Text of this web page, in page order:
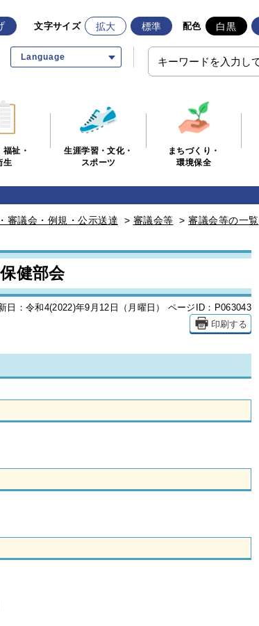
文字サイズ 拡大 標準 配色 白黒
Language
福祉・
生
生涯学習・文化・
スポーツ
まちづくり・
環境保全
審議会・例規・公示送達 > 審議会等 > 審議会等の一覧
健部会
日：令和4(2022)年9月12日（月曜日） ページID：P063043
印刷する